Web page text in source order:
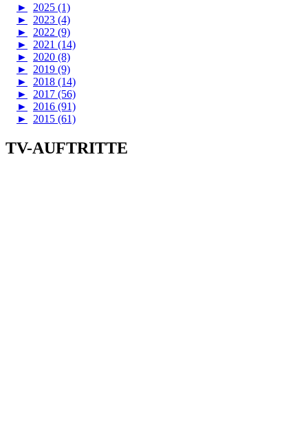
►
2025 (1)
►
2023 (4)
►
2022 (9)
►
2021 (14)
►
2020 (8)
►
2019 (9)
►
2018 (14)
►
2017 (56)
►
2016 (91)
►
2015 (61)
TV-AUFTRITTE